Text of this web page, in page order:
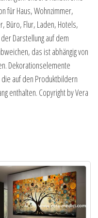
für Haus, Wohnzimmer,
Büro, Flur, Laden, Hotels,
Darstellung auf dem
das ist abhängig von
Dekorationselemente
auf den Produktbildern
enthalten. Copyright by Vera